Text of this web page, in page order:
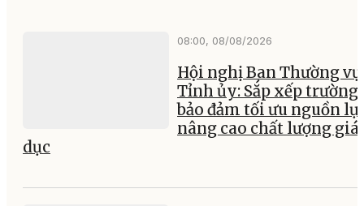
08:00, 08/08/2026
Hội nghị Ban Thường vụ
Tỉnh ủy: Sắp xếp trường
bảo đảm tối ưu nguồn
nâng cao chất lượng
dục